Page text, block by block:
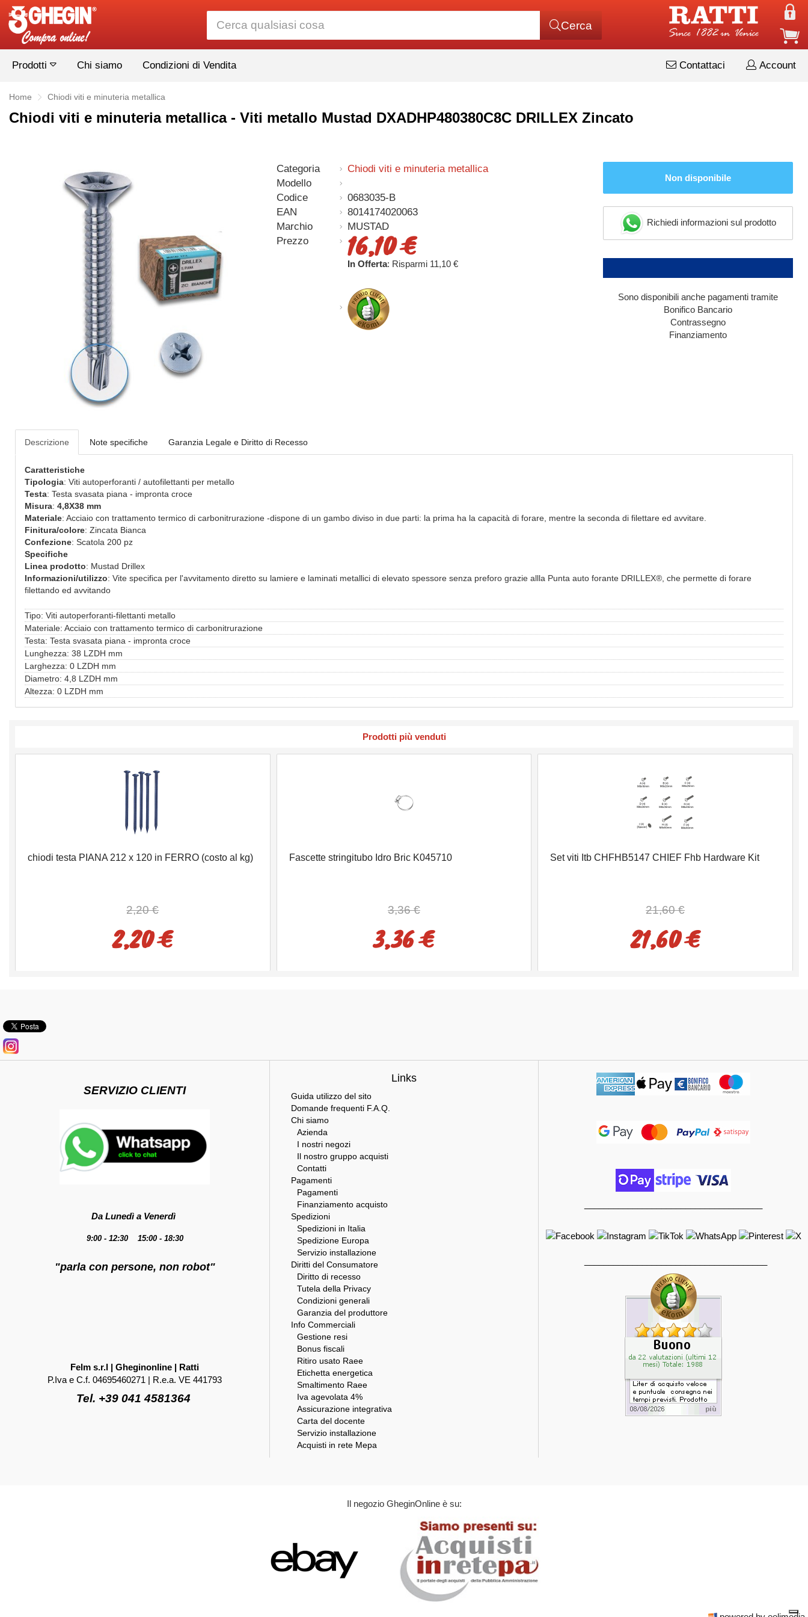
Cerca
Prodotti Chi siamo Condizioni di Vendita Account
Contattaci
Home Chiodi viti e minuteria metallica
Chiodi viti e minuteria metallica - Viti metallo Mustad DXADHP480380C8C DRILLEX Zincato
Categoria
Chiodi viti e minuteria metallica
Modello
Codice
0683035-B
EAN
8014174020063
Marchio
MUSTAD
Prezzo
16,10 €
In Offerta: Risparmi 11,10 €
Non disponibile
Richiedi informazioni sul prodotto
Sono disponibili anche pagamenti tramite
Bonifico Bancario
Contrassegno
Finanziamento
Descrizione Note specifiche Garanzia Legale e Diritto di Recesso
Caratteristiche
Tipologia: Viti autoperforanti / autofilettanti per metallo
Testa: Testa svasata piana - impronta croce
Misura: 4,8X38 mm
Materiale: Acciaio con trattamento termico di carbonitrurazione -dispone di un gambo diviso in due parti: la prima ha la capacità di forare, mentre la seconda di filettare ed avvitare.
Finitura/colore: Zincata Bianca
Confezione: Scatola 200 pz
Specifiche
Linea prodotto: Mustad Drillex
Informazioni/utilizzo: Vite specifica per l'avvitamento diretto su lamiere e laminati metallici di elevato spessore senza preforo grazie allla Punta auto forante DRILLEX®, che permette di forare
filettando ed avvitando
Tipo: Viti autoperforanti-filettanti metallo
Materiale: Acciaio con trattamento termico di carbonitrurazione
Testa: Testa svasata piana - impronta croce
Lunghezza: 38 LZDH mm
Larghezza: 0 LZDH mm
Diametro: 4,8 LZDH mm
Altezza: 0 LZDH mm
Prodotti più venduti
chiodi testa PIANA 212 x 120 in FERRO (costo al kg)
2,20 €
2,20 €
Fascette stringitubo Idro Bric K045710
3,36 €
3,36 €
Set viti Itb CHFHB5147 CHIEF Fhb Hardware Kit
21,60 €
21,60 €
SERVIZIO CLIENTI
Da Lunedì a Venerdì
9:00 - 12:30 15:00 - 18:30
"parla con persone, non robot"
Felm s.r.l | Gheginonline | Ratti
P.Iva e C.f. 04695460271 | R.e.a. VE 441793
Tel. +39 041 4581364
Links
Guida utilizzo del sito
Domande frequenti F.A.Q.
Chi siamo
Azienda
I nostri negozi
Il nostro gruppo acquisti
Contatti
Pagamenti
Pagamenti
Finanziamento acquisto
Spedizioni
Spedizioni in Italia
Spedizione Europa
Servizio installazione
Diritti del Consumatore
Diritto di recesso
Tutela della Privacy
Condizioni generali
Garanzia del produttore
Info Commerciali
Gestione resi
Bonus fiscali
Ritiro usato Raee
Etichetta energetica
Smaltimento Raee
Iva agevolata 4%
Assicurazione integrativa
Carta del docente
Servizio installazione
Acquisti in rete Mepa
Il negozio GheginOnline è su: